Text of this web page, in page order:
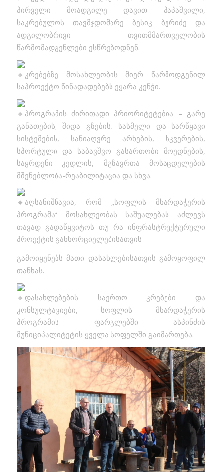
პირველი მოადგილე დავით პაპაშვილი,
საკრებულოს თავმჯდომარე ბესიკ ბერიძე და
ადგილობრივი თვითმმართველობის
წარმომადგენლები ესწრებოდნენ.
კრებებზე მოსახლეობის მიერ წარმოდგენილ
საპროექტო წინადადებებს ეყარა კენჭი.
პროგრამის ძირითადი პრიორიტეტებია – გარე
განათების, შიდა გზების, სასმელი და სარწყავი
სისტემების, სანიაღვრე არხების, სკვერების,
სპორტული და საბავშვო გასართობი მოედნების,
საყრდენი კედლის, მგზავრთა მოსაცდელების
მშენებლობა-რეაბილიტაცია და სხვა.
აღსანიშნავია, რომ „სოფლის მხარდაჭერის
პროგრამა“ მოსახლეობას საშუალებას აძლევს
თავად გადაწყვიტოს თუ რა ინფრასტრუქტურული
პროექტის განხორციელებისათვის
გამოიყენებს მათი დასახლებისათვის გამოყოფილ
თანხას.
დასახლებების საერთო კრებები და
კონსულტაციები, სოფლის მხარდაჭერის
პროგრამის ფარგლებში ასპინძის
მუნიციპალიტეტის ყველა სოფელში გაიმართება.